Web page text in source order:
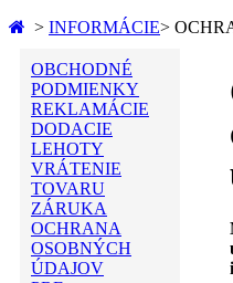
> INFORMÁCIE>
OBCHODNÉ
PODMIENKY
REKLAMÁCIE
DODACIE
LEHOTY
VRÁTENIE
TOVARU
ZÁRUKA
OCHRANA
OSOBNÝCH
ÚDAJOV